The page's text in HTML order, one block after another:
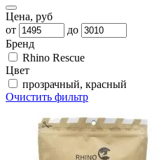
Цена, руб
от
до
Бренд
Rhino Rescue
Цвет
прозрачный, красный
Очистить фильтр